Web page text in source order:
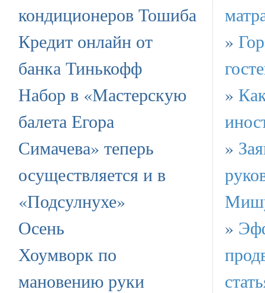
кондиционеров Тошиба
Кредит онлайн от
банка Тинькофф
Набор в «Мастерскую
балета Егора
Симачева» теперь
осуществляется и в
«Подсулнухе»
Осень
Хоумворк по
мановению руки
»
»
»
»